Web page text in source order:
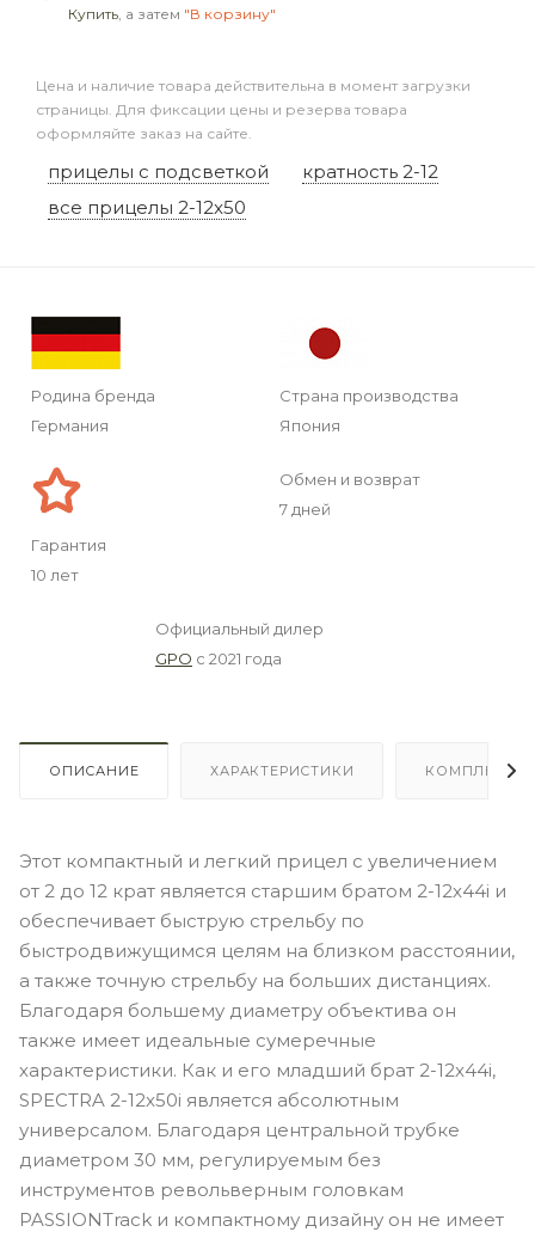
Купить, а затем "В корзину"
Цена и наличие товара действительна в момент загрузки
страницы. Для фиксации цены и резерва товара
оформляйте заказ на сайте.
прицелы с подсветкой
кратность 2-12
все прицелы 2-12x50
Родина бренда
Германия
Страна производства
Япония
Гарантия
10 лет
Обмен и возврат
7 дней
Официальный дилер
GPO с 2021 года
ОПИСАНИЕ ХАРАКТЕРИСТИКИ
Этот компактный и легкий прицел с увеличением
от 2 до 12 крат является старшим братом 2-12x44i и
обеспечивает быструю стрельбу по
быстродвижущимся целям на близком расстоянии,
а также точную стрельбу на больших дистанциях.
Благодаря большему диаметру объектива он
также имеет идеальные сумеречные
характеристики. Как и его младший брат 2-12x44i,
SPECTRA 2-12x50i является абсолютным
универсалом. Благодаря центральной трубке
диаметром 30 мм, регулируемым без
инструментов револьверным головкам
PASSIONTrack и компактному дизайну он не имеет